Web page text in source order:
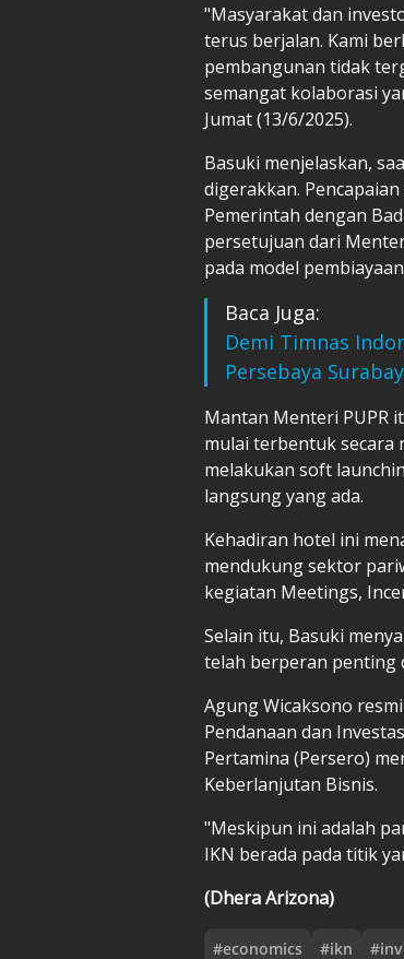
"Masyarakat dan
terus berjalan. Kami
pembangunan tidak
semangat kolaborasi
Jumat (13/6/2025).
Basuki menjelaskan,
digerakkan.
Pemerintah dengan
persetujuan dari
pada model
Baca Juga:
Demi Timnas
Persebaya
Mantan Menteri PUPR
mulai terbentuk secara
melakukan soft
langsung yang ada.
Kehadiran hotel ini
mendukung sektor
kegiatan Meetings,
Selain itu, Basuki
telah berperan penting
Agung Wicaksono
Pendanaan dan
Pertamina (Persero)
Keberlanjutan Bisnis.
"Meskipun ini adalah
IKN berada pada titik
(Dhera Arizona)
#economics #ikn #